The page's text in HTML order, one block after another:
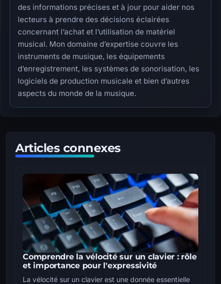
des informations précises et à jour pour aider nos
lecteurs à prendre des décisions éclairées
concernant l’achat et l’utilisation de matériel
musical. Mon domaine d’expertise couvre les
instruments de musique, les équipements
d’enregistrement, les systèmes de sonorisation, les
logiciels de production musicale et bien d’autres
aspects du monde de la musique.
Articles connexes
Comprendre la vélocité sur un clavier : rôle
et importance pour l'expressivité
La vélocité sur un clavier est une donnée essentielle